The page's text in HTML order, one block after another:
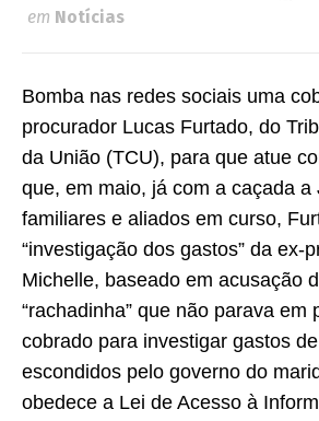
em Notícias
Bomba nas redes sociais uma
procurador Lucas Furtado, do
da União (TCU), para que atue
que, em maio, já com a caçada a
familiares e aliados em curso,
“investigação dos gastos” da ex-
Michelle, baseado em acusação
“rachadinha” que não parava em
cobrado para investigar gastos
escondidos pelo governo do
obedece a Lei de Acesso à